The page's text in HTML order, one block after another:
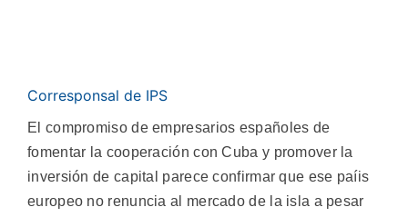
Corresponsal de IPS
El compromiso de empresarios españoles de
fomentar la cooperación con Cuba y promover la
inversión de capital parece confirmar que ese paíis
europeo no renuncia al mercado de la isla a pesar